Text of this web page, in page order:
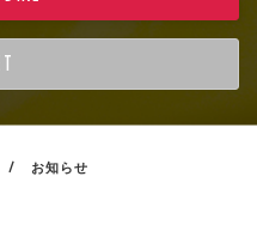
/ お知らせ